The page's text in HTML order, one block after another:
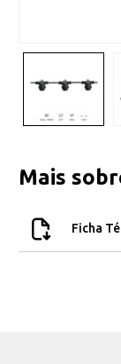
Mais
Ficha